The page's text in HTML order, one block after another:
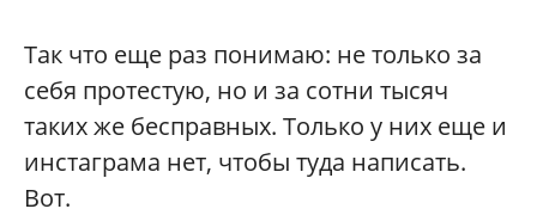
Так что еще раз понимаю: не только за
себя протестую, но и за сотни тысяч
таких же бесправных. Только у них еще и
инстаграма нет, чтобы туда написать.
Вот.